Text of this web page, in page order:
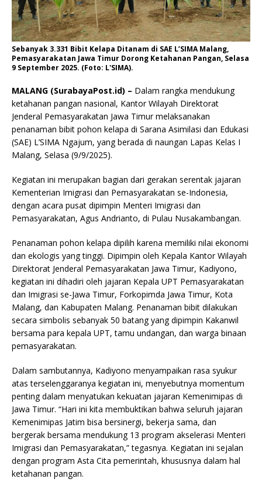
Sebanyak 3.331 Bibit Kelapa Ditanam di SAE L’SIMA Malang,
Pemasyarakatan Jawa Timur Dorong Ketahanan Pangan, Selasa
9 September 2025. (Foto: L'SIMA).
MALANG (SurabayaPost.id) – Dalam rangka mendukung
ketahanan pangan nasional, Kantor Wilayah Direktorat
Jenderal Pemasyarakatan Jawa Timur melaksanakan
penanaman bibit pohon kelapa di Sarana Asimilasi dan Edukasi
(SAE) L’SIMA Ngajum, yang berada di naungan Lapas Kelas I
Malang, Selasa (9/9/2025).
Kegiatan ini merupakan bagian dari gerakan serentak jajaran
Kementerian Imigrasi dan Pemasyarakatan se-Indonesia,
dengan acara pusat dipimpin Menteri Imigrasi dan
Pemasyarakatan, Agus Andrianto, di Pulau Nusakambangan.
Penanaman pohon kelapa dipilih karena memiliki nilai ekonomi
dan ekologis yang tinggi. Dipimpin oleh Kepala Kantor Wilayah
Direktorat Jenderal Pemasyarakatan Jawa Timur, Kadiyono,
kegiatan ini dihadiri oleh jajaran Kepala UPT Pemasyarakatan
dan Imigrasi se-Jawa Timur, Forkopimda Jawa Timur, Kota
Malang, dan Kabupaten Malang. Penanaman bibit dilakukan
secara simbolis sebanyak 50 batang yang dipimpin Kakanwil
bersama para kepala UPT, tamu undangan, dan warga binaan
pemasyarakatan.
Dalam sambutannya, Kadiyono menyampaikan rasa syukur
atas terselenggaranya kegiatan ini, menyebutnya momentum
penting dalam menyatukan kekuatan jajaran Kemenimipas di
Jawa Timur. “Hari ini kita membuktikan bahwa seluruh jajaran
Kemenimipas Jatim bisa bersinergi, bekerja sama, dan
bergerak bersama mendukung 13 program akselerasi Menteri
Imigrasi dan Pemasyarakatan,” tegasnya. Kegiatan ini sejalan
dengan program Asta Cita pemerintah, khususnya dalam hal
ketahanan pangan.